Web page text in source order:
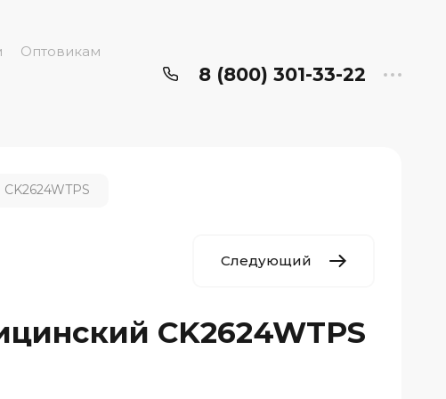
Оптовикам
8 (800) 301-33-22
Следующий
CK2624WTPS